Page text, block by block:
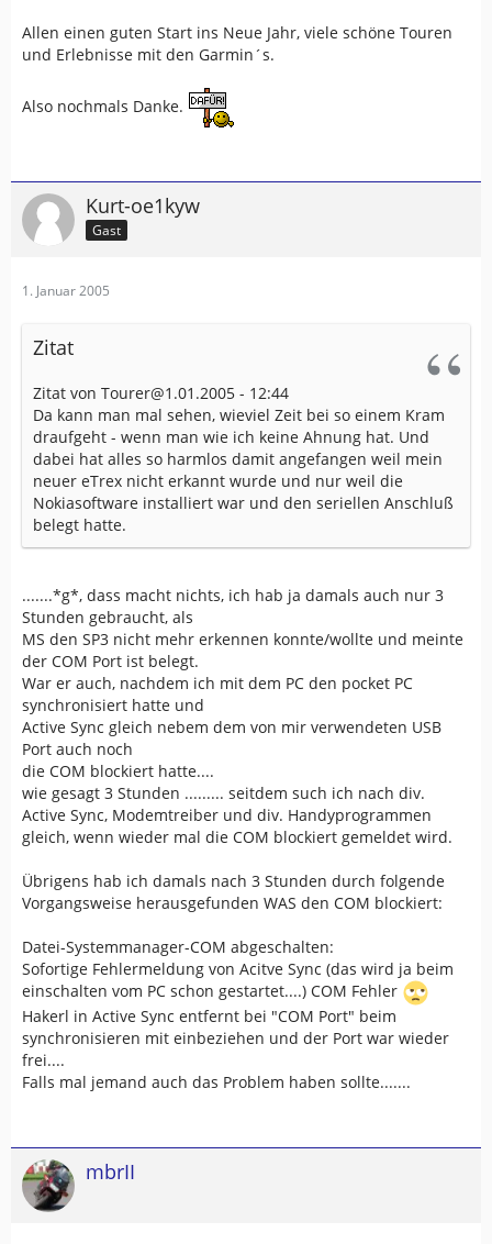
Allen einen guten Start ins Neue Jahr, viele schöne Touren
und Erlebnisse mit den Garmin´s.
Also nochmals Danke.
Kurt-oe1kyw
Gast
1. Januar 2005
Zitat
Zitat von Tourer@1.01.2005 - 12:44
Da kann man mal sehen, wieviel Zeit bei so einem Kram
draufgeht - wenn man wie ich keine Ahnung hat. Und
dabei hat alles so harmlos damit angefangen weil mein
neuer eTrex nicht erkannt wurde und nur weil die
Nokiasoftware installiert war und den seriellen Anschluß
belegt hatte.
.......*g*, dass macht nichts, ich hab ja damals auch nur 3
Stunden gebraucht, als
MS den SP3 nicht mehr erkennen konnte/wollte und meinte
der COM Port ist belegt.
War er auch, nachdem ich mit dem PC den pocket PC
synchronisiert hatte und
Active Sync gleich nebem dem von mir verwendeten USB
Port auch noch
die COM blockiert hatte....
wie gesagt 3 Stunden ......... seitdem such ich nach div.
Active Sync, Modemtreiber und div. Handyprogrammen
gleich, wenn wieder mal die COM blockiert gemeldet wird.
Übrigens hab ich damals nach 3 Stunden durch folgende
Vorgangsweise herausgefunden WAS den COM blockiert:
Datei-Systemmanager-COM abgeschalten:
Sofortige Fehlermeldung von Acitve Sync (das wird ja beim
einschalten vom PC schon gestartet....) COM Fehler
Hakerl in Active Sync entfernt bei "COM Port" beim
synchronisieren mit einbeziehen und der Port war wieder
frei....
Falls mal jemand auch das Problem haben sollte.......
mbrII